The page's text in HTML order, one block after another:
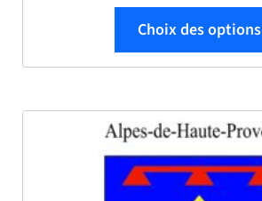
Choix des options